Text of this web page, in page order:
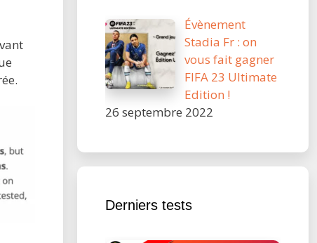
Évènement
Stadia Fr : on
vous fait gagner
FIFA 23 Ultimate
Edition !
26 septembre 2022
Derniers tests